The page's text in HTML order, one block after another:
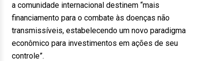
a comunidade internacional destinem “mais
financiamento para o combate às doenças não
transmissíveis, estabelecendo um novo paradigma
econômico para investimentos em ações de seu
controle”.